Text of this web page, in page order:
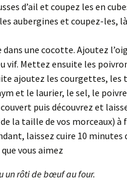
d’ail et coupez les en
aubergines et coupez-les,
dans une cocotte. Ajoutez
vif. Mettez ensuite les
ajoutez les courgettes, les
et le laurier, le sel, le
puis découvrez et
la taille de vos morceaux) à
laissez cuire 10 minutes
vous aimez
un rôti de bœuf au four.